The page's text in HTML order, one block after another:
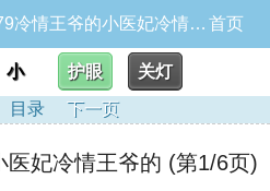
冷情王爷的小医妃_079冷情王爷的小医妃冷情王爷的 首页
小 护眼
关灯
目录 下一页
妃冷情王爷的 (第1/6页)